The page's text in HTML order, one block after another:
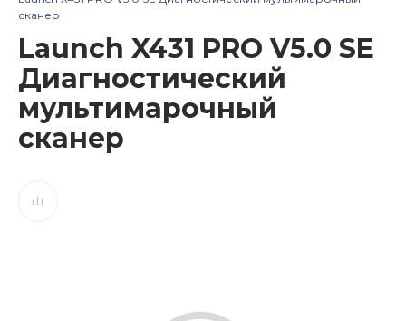
сканер
Launch X431 PRO V5.0 SE
Диагностический
мультимарочный
сканер